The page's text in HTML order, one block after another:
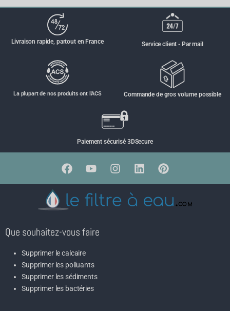
Livraison rapide, partout en France Service client - Par mail
La plupart de nos produits ont l'ACS Commande de gros volume possible
Paiement sécurisé 3DSecure
Que souhaitez-vous faire
Supprimer le calcaire
Supprimer les polluants
Supprimer les sédiments
Supprimer les bactéries